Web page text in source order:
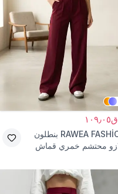
RAWEA بنطلون
محتشم خمري قماش